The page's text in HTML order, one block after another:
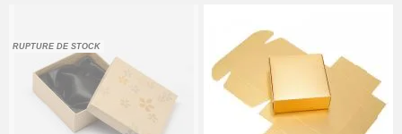
RUPTURE DE STOCK